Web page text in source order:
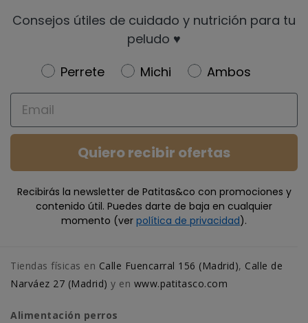
Consejos útiles de cuidado y nutrición para tu
peludo ♥️
Newsletter
Perrete Michi
Ambos
Email
Quiero recibir ofertas
Recibirás la newsletter de Patitas&co con promociones y
contenido útil. Puedes darte de baja en cualquier
momento (ver política de privacidad).
Tiendas físicas en Calle Fuencarral 156 (Madrid), Calle de
Narváez 27 (Madrid) y en www.patitasco.com
Alimentación perros